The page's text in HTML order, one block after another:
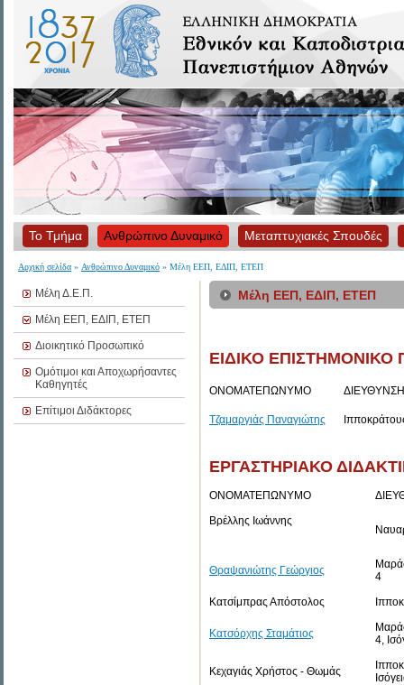
Το Τμήμα Ανθρώπινο Δυναμικό Μεταπτυχιακές Σπουδές
Αρχική σελίδα » Ανθρώπινο Δυναμικό » Μέλη ΕΕΠ, ΕΔΙΠ, ΕΤΕΠ
Μέλη Δ.Ε.Π.
Μέλη ΕΕΠ, ΕΔΙΠ, ΕΤΕΠ
Διοικητικό Προσωπικό
Ομότιμοι και Αποχωρήσαντες
Καθηγητές
Επίτιμοι Διδάκτορες
Μέλη ΕΕΠ, ΕΔΙΠ, ΕΤΕΠ
ΕΙΔΙΚΟ
ΟΝΟΜΑΤΕΠΩΝΥΜΟ ΔΙΕΥΘΥΝΣΗ
Τζαμαργιάς Παναγιώτης
ΕΡΓΑΣΤΗΡΙΑΚΟ
ΟΝΟΜΑΤΕΠΩΝΥΜΟ
Βρέλλης Ιωάννης
Θραψανιώτης Γεώργιος
4
Κατσίμπρας Απόστολος
Κατσόρχης Σταμάτιος
4,
Κεχαγιάς Χρήστος - Θωμάς